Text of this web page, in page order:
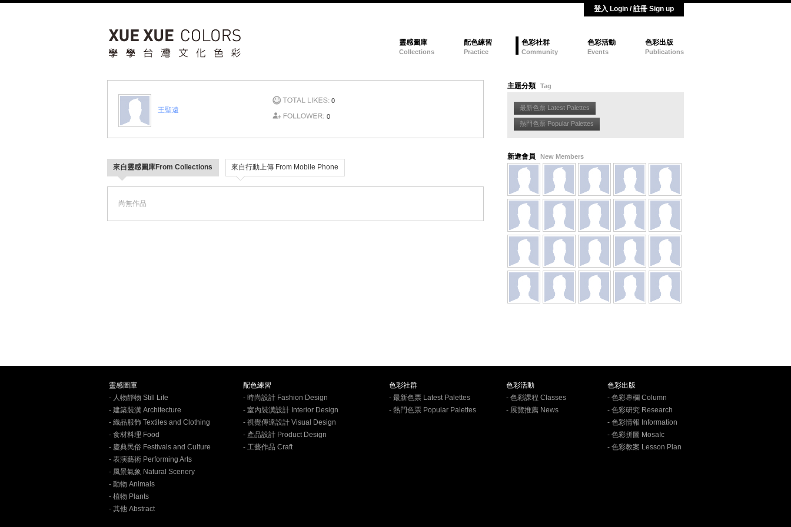
登入 Login / 註冊 Sign up
靈感圖庫
Collections
配色練習
Practice
色彩社群
Community
色彩活動
Events
色彩出版
Publications
王聖遠
0
0
來自靈感圖庫From Collections 來自行動上傳 From Mobile Phone
尚無作品
主題分類 Tag
最新色票 Latest Palettes
熱門色票 Popular Palettes
新進會員 New Members
靈感圖庫
- 人物靜物 Still Life
- 建築裝潢 Architecture
- 織品服飾 Textiles and Clothing
- 食材料理 Food
- 慶典民俗 Festivals and Culture
- 表演藝術 Performing Arts
- 風景氣象 Natural Scenery
- 動物 Animals
- 植物 Plants
- 其他 Abstract
配色練習
- 時尚設計 Fashion Design
- 室內裝潢設計 Interior Design
- 視覺傳達設計 Visual Design
- 產品設計 Product Design
- 工藝作品 Craft
色彩社群
- 最新色票 Latest Palettes
- 熱門色票 Popular Palettes
色彩活動
- 色彩課程 Classes
- 展覽推薦 News
色彩出版
- 色彩專欄 Column
- 色彩研究 Research
- 色彩情報 Information
- 色彩拼圖 MosaIc
- 色彩教案 Lesson Plan